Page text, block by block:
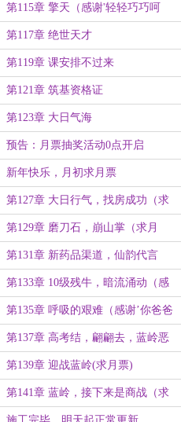
第115章 擎天（感谢'轻轻巧巧呵
呵'的盟主）
第117章 绝世天才
第119章 课安排不过来
第121章 筑基资格证
第123章 大日气海
预告：月票抽奖活动0点开启
新年快乐，月初求月票
第127章 大日行气，找房成功（求
月票）
第129章 磨刀石，崩山掌（求月
票）
第131章 新药品渠道，仙韵代言
（求月票）
第133章 10级残牛，暗流涌动（感
谢'洛古特亲王'打赏盟主）
第135章 呼吸的艰难（感谢’你爸爸
爽朗地笑着说’打赏盟主）
第137章 高考结，翩翩去，蓝岭恶
意（还月票贷8）
第139章 迎战蓝岭(求月票)
第141章 蓝岭，接下来是商战（求
月票）